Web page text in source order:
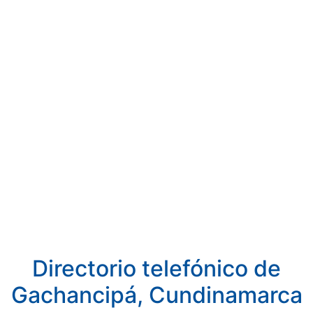
Directorio telefónico de
Gachancipá, Cundinamarca